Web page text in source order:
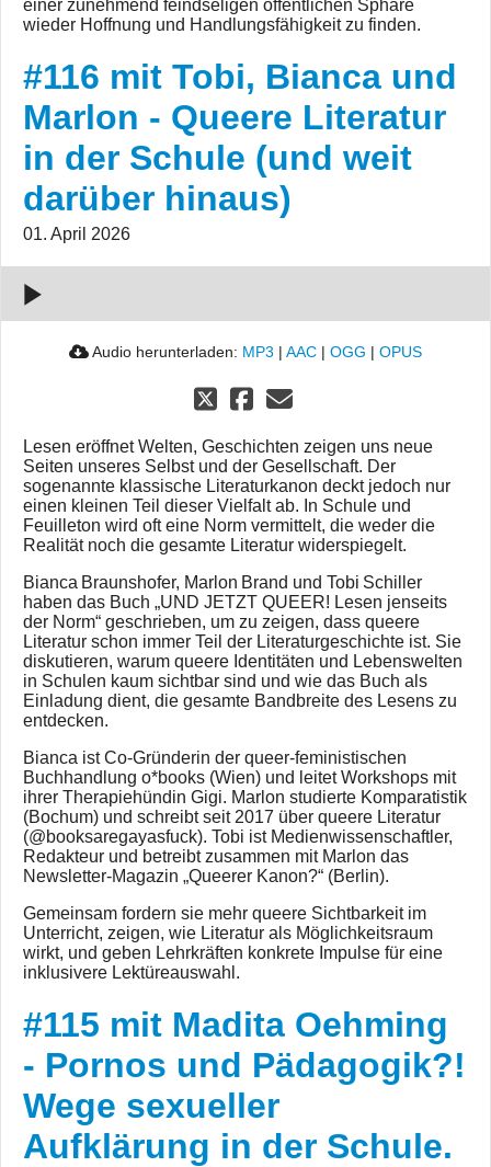
einer zunehmend feindseligen öffentlichen Sphäre
wieder Hoffnung und Handlungsfähigkeit zu finden.
#116 mit Tobi, Bianca und
Marlon - Queere Literatur
in der Schule (und weit
darüber hinaus)
01. April 2026
Bianca
Marlon -
Queere
Literatur
in der
Schule
(und
darüber
hinaus)
Audio herunterladen: MP3 | AAC | OGG | OPUS
Lesen eröffnet Welten, Geschichten zeigen uns neue
Seiten unseres Selbst und der Gesellschaft. Der
sogenannte klassische Literaturkanon deckt jedoch nur
einen kleinen Teil dieser Vielfalt ab. In Schule und
Feuilleton wird oft eine Norm vermittelt, die weder die
Realität noch die gesamte Literatur widerspiegelt.
Bianca Braunshofer, Marlon Brand und Tobi Schiller
haben das Buch „UND JETZT QUEER! Lesen jenseits
der Norm“ geschrieben, um zu zeigen, dass queere
Literatur schon immer Teil der Literaturgeschichte ist. Sie
diskutieren, warum queere Identitäten und Lebenswelten
in Schulen kaum sichtbar sind und wie das Buch als
Einladung dient, die gesamte Bandbreite des Lesens zu
entdecken.
Bianca ist Co‑Gründerin der queer‑feministischen
Buchhandlung o*books (Wien) und leitet Workshops mit
ihrer Therapiehündin Gigi. Marlon studierte Komparatistik
(Bochum) und schreibt seit 2017 über queere Literatur
(@booksaregayasfuck). Tobi ist Medienwissenschaftler,
Redakteur und betreibt zusammen mit Marlon das
Newsletter‑Magazin „Queerer Kanon?“ (Berlin).
Gemeinsam fordern sie mehr queere Sichtbarkeit im
Unterricht, zeigen, wie Literatur als Möglichkeitsraum
wirkt, und geben Lehrkräften konkrete Impulse für eine
inklusivere Lektüreauswahl.
#115 mit Madita Oehming
- Pornos und Pädagogik?!
Wege sexueller
Aufklärung in der Schule.
Madita
Oehming -
Pornos und
Wege
sexueller